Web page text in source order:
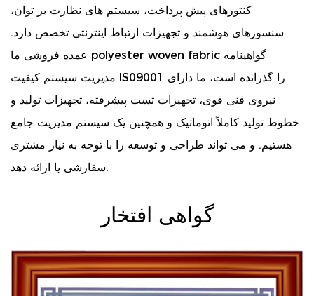
کنتورهای پیش پرداخت، سیستم های نظارت بر توان،
سنسورهای هوشمند و تجهیزات ارتباط اینترنتی تخصص دارد.
polyester woven fabric
مدیریت سیستم کیفیت IS09001 را گذرانده است، ما دارای
نیروی فنی قوی، تجهیزات تست پیشرفته، تجهیزات تولید و
خطوط تولید کاملاً اتوماتیک و همچنین یک سیستم مدیریت جامع
هستیم. و می تواند طراحی و توسعه را با توجه به نیاز مشتری
سفارشی یا ارائه دهد.
گواهی افتخار